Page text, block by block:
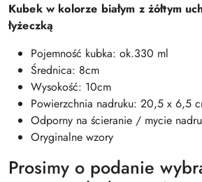
Kubek w kolorze białym z żółtym
łyżeczką
Pojemność kubka: ok.330 ml
Średnica: 8cm
Wysokość: 10cm
Powierzchnia nadruku: 20,5 x 6,5
Odporny na ścieranie / mycie
Oryginalne wzory
Prosimy o podanie